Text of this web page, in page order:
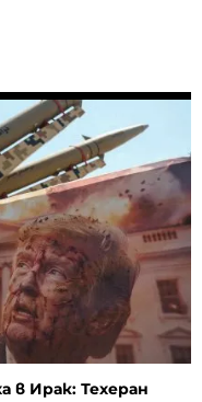
в Ирак: Техеран